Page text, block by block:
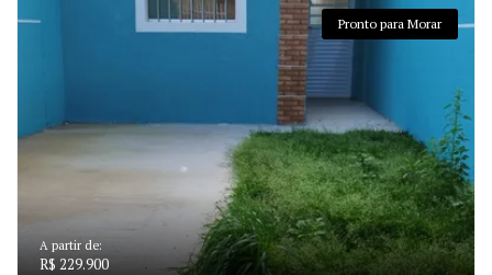
Pronto para Morar
A partir de:
R$ 229.900